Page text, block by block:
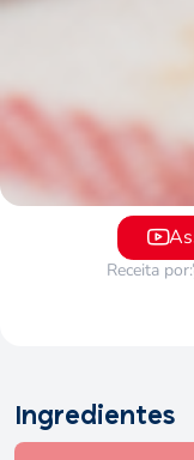
Receita por:
Ingredientes